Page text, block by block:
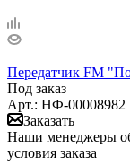
Передатчик FM
Под заказ
Арт.: НФ-00008982
Заказать
Наши менеджеры
условия заказа